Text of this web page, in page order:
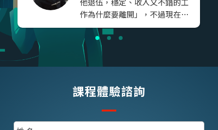
言、資料庫、軟體系統規劃與
設計、微軟地端和Azure雲端
開發與IT技術整合，以及
Azure IoT和Azure Machine
Learning。他也活躍於各類技
術社群，分享對Azure
Learning的專業見解。
作為什麼要離開」，不過現在回
想，他很慶幸自己當初選擇了巨
匠電腦，不管是最初課程規劃師
給予的方向，或是老師們在授課
期間提供的協助，讓他可以在退
自己！...
課程體驗諮詢